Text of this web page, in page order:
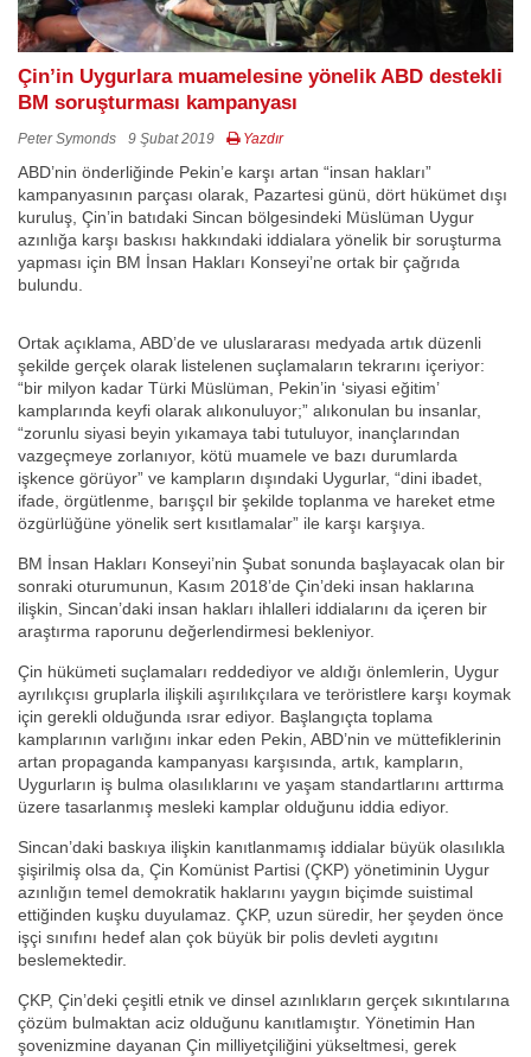
Çin’in Uygurlara muamelesine yönelik ABD destekli
BM soruşturması kampanyası
Peter Symonds 9 Şubat 2019 Yazdır
ABD’nin önderliğinde Pekin’e karşı artan “insan hakları”
kampanyasının parçası olarak, Pazartesi günü, dört hükümet dışı
kuruluş, Çin’in batıdaki Sincan bölgesindeki Müslüman Uygur
azınlığa karşı baskısı hakkındaki iddialara yönelik bir soruşturma
yapması için BM İnsan Hakları Konseyi’ne ortak bir çağrıda
bulundu.
Ortak açıklama, ABD’de ve uluslararası medyada artık düzenli
şekilde gerçek olarak listelenen suçlamaların tekrarını içeriyor:
“bir milyon kadar Türki Müslüman, Pekin’in ‘siyasi eğitim’
kamplarında keyfi olarak alıkonuluyor;” alıkonulan bu insanlar,
“zorunlu siyasi beyin yıkamaya tabi tutuluyor, inançlarından
vazgeçmeye zorlanıyor, kötü muamele ve bazı durumlarda
işkence görüyor” ve kampların dışındaki Uygurlar, “dini ibadet,
ifade, örgütlenme, barışçıl bir şekilde toplanma ve hareket etme
özgürlüğüne yönelik sert kısıtlamalar” ile karşı karşıya.
BM İnsan Hakları Konseyi’nin Şubat sonunda başlayacak olan bir
sonraki oturumunun, Kasım 2018’de Çin’deki insan haklarına
ilişkin, Sincan’daki insan hakları ihlalleri iddialarını da içeren bir
araştırma raporunu değerlendirmesi bekleniyor.
Çin hükümeti suçlamaları reddediyor ve aldığı önlemlerin, Uygur
ayrılıkçısı gruplarla ilişkili aşırılıkçılara ve teröristlere karşı koymak
için gerekli olduğunda ısrar ediyor. Başlangıçta toplama
kamplarının varlığını inkar eden Pekin, ABD’nin ve müttefiklerinin
artan propaganda kampanyası karşısında, artık, kampların,
Uygurların iş bulma olasılıklarını ve yaşam standartlarını arttırma
üzere tasarlanmış mesleki kamplar olduğunu iddia ediyor.
Sincan’daki baskıya ilişkin kanıtlanmamış iddialar büyük olasılıkla
şişirilmiş olsa da, Çin Komünist Partisi (ÇKP) yönetiminin Uygur
azınlığın temel demokratik haklarını yaygın biçimde suistimal
ettiğinden kuşku duyulamaz. ÇKP, uzun süredir, her şeyden önce
işçi sınıfını hedef alan çok büyük bir polis devleti aygıtını
beslemektedir.
ÇKP, Çin’deki çeşitli etnik ve dinsel azınlıkların gerçek sıkıntılarına
çözüm bulmaktan aciz olduğunu kanıtlamıştır. Yönetimin Han
şovenizmine dayanan Çin milliyetçiliğini yükseltmesi, gerek